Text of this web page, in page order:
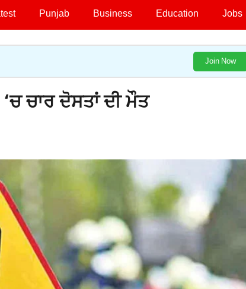
Punjab Business Education Jobs
Join Now
ਚਾਰ ਦੋਸਤਾਂ ਦੀ ਮੌਤ